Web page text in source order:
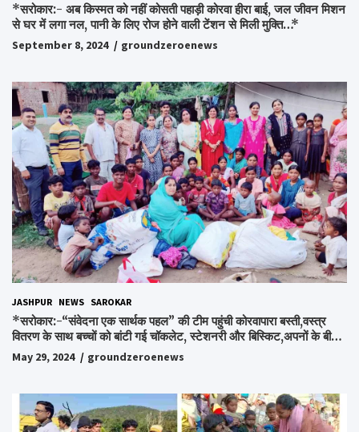
*सरोकार:- अब किस्मत को नहीं कोसती पहाड़ी कोरवा हीरा बाई, जल जीवन मिशन
से घर में लगा नल, पानी के लिए रोज होने वाली टेंशन से मिली मुक्ति…*
September 8, 2024 groundzeroenews
JASHPUR NEWS SAROKAR
*सरोकार:-“संवेदना एक सार्थक पहल” की टीम पहुंची कोरवापारा बस्ती,वस्त्र
वितरण के साथ बच्चों को बांटी गई चॉकलेट, स्टेशनरी और बिस्किट,अपनों के बीच
अपनों को पाकर भाव विभोर हुए लोग,संवेदना समूह के संस्थापक स्व.विश्वबंधु को
किया गया याद,समाजसेवी और समूह के लोगों ने रखी अपनी राय,कहा स्व.शर्मा के
May 29, 2024 groundzeroenews